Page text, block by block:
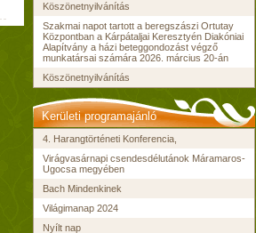
Köszönetnyilvánítás
Szakmai napot tartott a beregszászi Ortutay
Központban a Kárpátaljai Keresztyén Diakóniai
Alapítvány a házi beteggondozást végző
munkatársai számára 2026. március 20-án
Köszönetnyilvánítás
Kerületi programajánló
4. Harangtörténeti Konferencia,
Virágvasárnapi csendesdélutánok Máramaros-
Ugocsa megyében
Bach Mindenkinek
Világimanap 2024
Nyílt nap